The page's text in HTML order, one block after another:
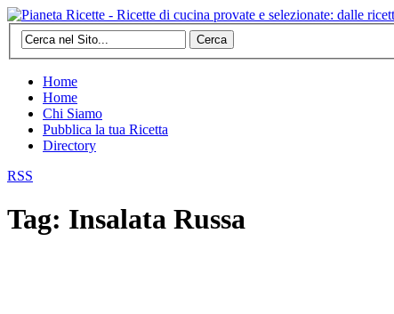
Cerca
Home
Home
Chi Siamo
Pubblica la tua Ricetta
Directory
RSS
Tag: Insalata Russa